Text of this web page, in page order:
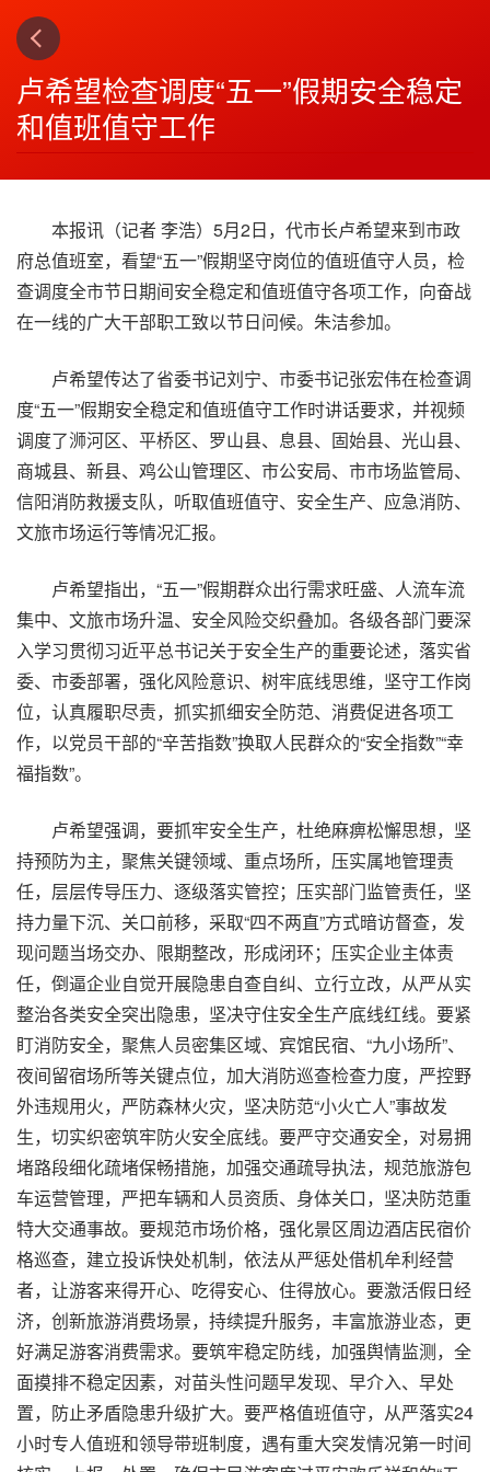
卢希望检查调度“五一”假期安全稳定
和值班值守工作
本报讯（记者 李浩）5月2日，代市长卢希望来到市政
府总值班室，看望“五一”假期坚守岗位的值班值守人员，检
查调度全市节日期间安全稳定和值班值守各项工作，向奋战
在一线的广大干部职工致以节日问候。朱洁参加。
卢希望传达了省委书记刘宁、市委书记张宏伟在检查调
度“五一”假期安全稳定和值班值守工作时讲话要求，并视频
调度了浉河区、平桥区、罗山县、息县、固始县、光山县、
商城县、新县、鸡公山管理区、市公安局、市市场监管局、
信阳消防救援支队，听取值班值守、安全生产、应急消防、
文旅市场运行等情况汇报。
卢希望指出，“五一”假期群众出行需求旺盛、人流车流
集中、文旅市场升温、安全风险交织叠加。各级各部门要深
入学习贯彻习近平总书记关于安全生产的重要论述，落实省
委、市委部署，强化风险意识、树牢底线思维，坚守工作岗
位，认真履职尽责，抓实抓细安全防范、消费促进各项工
作，以党员干部的“辛苦指数”换取人民群众的“安全指数”“幸
福指数”。
卢希望强调，要抓牢安全生产，杜绝麻痹松懈思想，坚
持预防为主，聚焦关键领域、重点场所，压实属地管理责
任，层层传导压力、逐级落实管控；压实部门监管责任，坚
持力量下沉、关口前移，采取“四不两直”方式暗访督查，发
现问题当场交办、限期整改，形成闭环；压实企业主体责
任，倒逼企业自觉开展隐患自查自纠、立行立改，从严从实
整治各类安全突出隐患，坚决守住安全生产底线红线。要紧
盯消防安全，聚焦人员密集区域、宾馆民宿、“九小场所”、
夜间留宿场所等关键点位，加大消防巡查检查力度，严控野
外违规用火，严防森林火灾，坚决防范“小火亡人”事故发
生，切实织密筑牢防火安全底线。要严守交通安全，对易拥
堵路段细化疏堵保畅措施，加强交通疏导执法，规范旅游包
车运营管理，严把车辆和人员资质、身体关口，坚决防范重
特大交通事故。要规范市场价格，强化景区周边酒店民宿价
格巡查，建立投诉快处机制，依法从严惩处借机牟利经营
者，让游客来得开心、吃得安心、住得放心。要激活假日经
济，创新旅游消费场景，持续提升服务，丰富旅游业态，更
好满足游客消费需求。要筑牢稳定防线，加强舆情监测，全
面摸排不稳定因素，对苗头性问题早发现、早介入、早处
置，防止矛盾隐患升级扩大。要严格值班值守，从严落实24
小时专人值班和领导带班制度，遇有重大突发情况第一时间